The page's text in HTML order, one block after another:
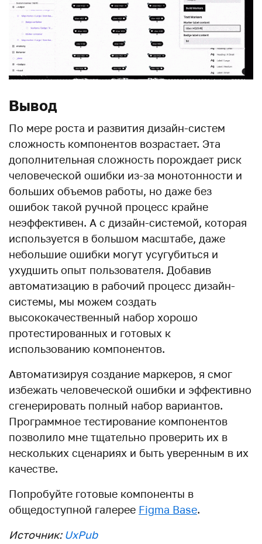
Вывод
По мере роста и развития дизайн-систем
сложность компонентов возрастает. Эта
дополнительная сложность порождает риск
человеческой ошибки из-за монотонности и
больших объемов работы, но даже без
ошибок такой ручной процесс крайне
неэффективен. А с дизайн-системой, которая
используется в большом масштабе, даже
небольшие ошибки могут усугубиться и
ухудшить опыт пользователя. Добавив
автоматизацию в рабочий процесс дизайн-
системы, мы можем создать
высококачественный набор хорошо
протестированных и готовых к
использованию компонентов.
Автоматизируя создание маркеров, я смог
избежать человеческой ошибки и эффективно
сгенерировать полный набор вариантов.
Программное тестирование компонентов
позволило мне тщательно проверить их в
нескольких сценариях и быть уверенным в их
качестве.
Попробуйте готовые компоненты в
общедоступной галерее Figma Base.
Источник: UxPub